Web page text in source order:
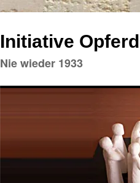
Initiative
Nie wieder 1933